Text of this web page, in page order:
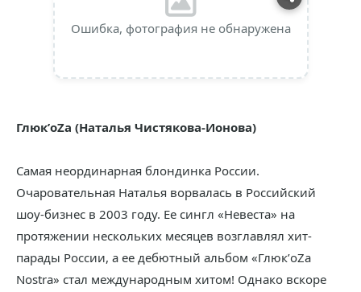
Ошибка, фотография не обнаружена
Глюк’oZa (Наталья Чистякова-Ионова)
Самая неординарная блондинка России.
Очаровательная Наталья ворвалась в Российский
шоу-бизнес в 2003 году. Ее сингл «Невеста» на
протяжении нескольких месяцев возглавлял хит-
парады России, а ее дебютный альбом «Глюк’oZa
Nostra» стал международным хитом! Однако вскоре